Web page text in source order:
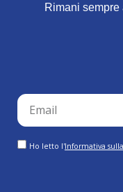
Rimani
email
GDPRHo letto l'Informativa